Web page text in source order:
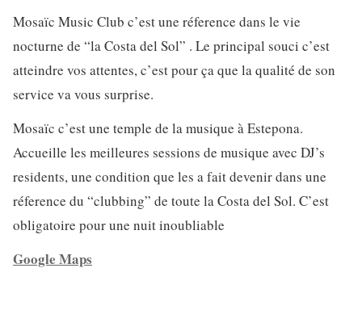
Mosaïc Music Club c’est une réference dans le vie
nocturne de “la Costa del Sol” . Le principal souci c’est
atteindre vos attentes, c’est pour ça que la qualité de son
service va vous surprise.
Mosaïc c’est une temple de la musique à Estepona.
Accueille les meilleures sessions de musique avec DJ’s
residents, une condition que les a fait devenir dans une
réference du “clubbing” de toute la Costa del Sol. C’est
obligatoire pour une nuit inoubliable
Google Maps